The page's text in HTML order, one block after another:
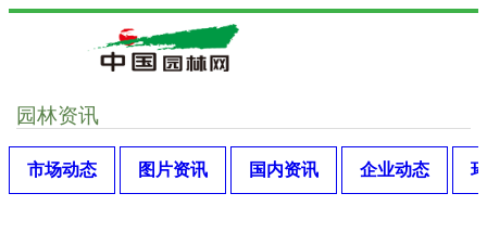
园林资讯
市场动态 图片资讯 国内资讯 企业动态